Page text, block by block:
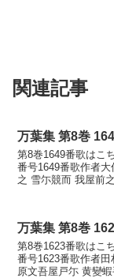
関連記事
万葉集 第8巻
第8巻1649番歌はこ
番号1649番歌作者
之 雪尓競而 我屋前
万葉集 第8巻
第8巻1623番歌はこ
番号1623番歌作者田
原文吾屋戸尓 黄變